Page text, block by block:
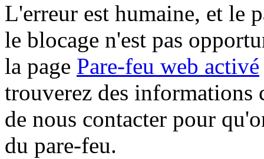
L'erreur est humaine, et le
le blocage n'est pas
la page Pare-feu web activé
trouverez des informations
de nous contacter pour
du pare-feu.